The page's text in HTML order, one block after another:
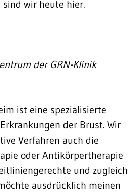
sind wir heute hier.
der GRN-Klinik
ist eine spezialisierte
der Brust. Wir
Verfahren auch die
oder Antikörpertherapie
und zugleich
ausdrücklich meinen